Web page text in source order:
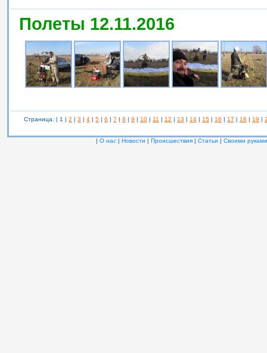
Полеты 12.11.2016
Страница: | 1 | 2 | 3 | 4 | 5 | 6 | 7 | 8 | 9 | 10 | 11 | 12 | 13 | 14 | 15 | 16 | 17 | 18 | 19 |
| О нас | Новости | Происшествия | Статьи | Своими руками